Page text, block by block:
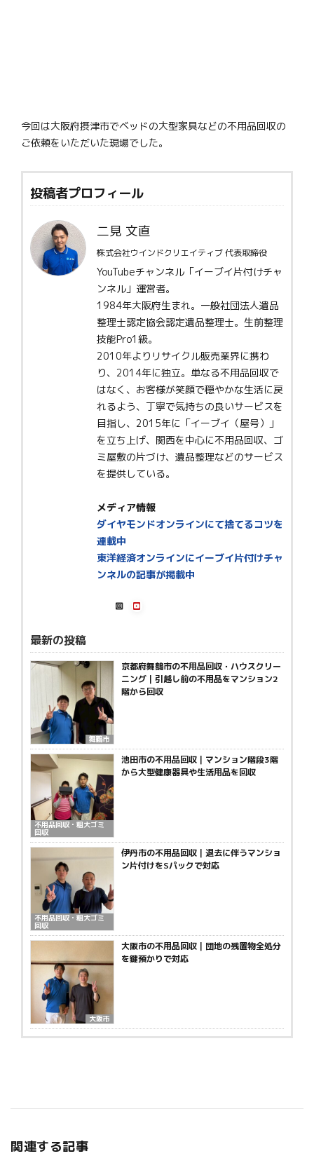
今回は大阪府摂津市でベッドの大型家具などの不用品回収の
ご依頼をいただいた現場でした。
投稿者プロフィール
二見 文直
株式会社ウインドクリエイティブ 代表取締役
YouTubeチャンネル「イーブイ片付けチャ
ンネル」運営者。
1984年大阪府生まれ。一般社団法人遺品
整理士認定協会認定遺品整理士。生前整理
技能Pro1級。
2010年よりリサイクル販売業界に携わ
り、2014年に独立。単なる不用品回収で
はなく、お客様が笑顔で穏やかな生活に戻
れるよう、丁寧で気持ちの良いサービスを
目指し、2015年に「イーブイ（屋号）」
を立ち上げ、関西を中心に不用品回収、ゴ
ミ屋敷の片づけ、遺品整理などのサービス
を提供している。
メディア情報
ダイヤモンドオンラインにて捨てるコツを
連載中
東洋経済オンラインにイーブイ片付けチャ
ンネルの記事が掲載中
最新の投稿
舞鶴市
京都府舞鶴市の不用品回収・ハウスクリー
ニング｜引越し前の不用品をマンション2
階から回収
不用品回収・粗大ゴミ
回収
池田市の不用品回収｜マンション階段3階
から大型健康器具や生活用品を回収
不用品回収・粗大ゴミ
回収
伊丹市の不用品回収｜退去に伴うマンショ
ン片付けをSパックで対応
大阪市
大阪市の不用品回収｜団地の残置物全処分
を鍵預かりで対応
関連する記事